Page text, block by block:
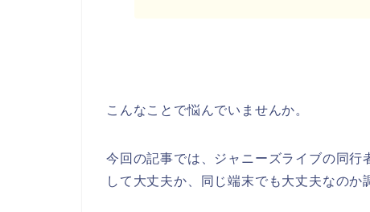
こんなことで悩んでいませんか。
今回の記事では、ジャニーズライブの同行
して大丈夫か、同じ端末でも大丈夫なのか